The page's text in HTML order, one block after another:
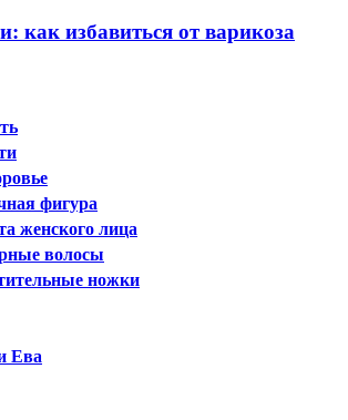
как избавиться от варикоза
фигура
женского лица
волосы
ножки
Ева